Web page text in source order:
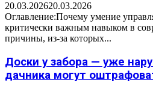
20.03.202620.03.2026
Оглавление:Почему умение
критически важным навыком в
причины, из-за которых...
Доски у забора — уже
дачника могут